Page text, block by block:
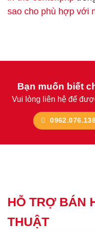
sao cho phù hợp với
Bạn muốn biết
Vui lòng liên hệ để
HỖ TRỢ BÁN
THUẬT